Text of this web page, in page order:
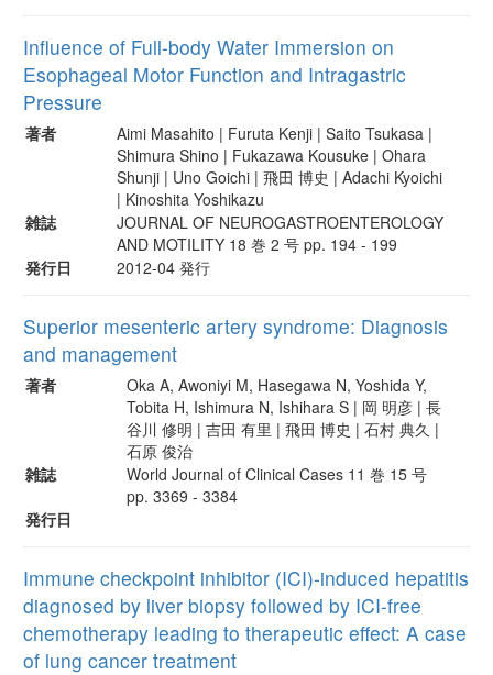
Influence of Full-body Water Immersion on
Esophageal Motor Function and Intragastric
Pressure
著者
Aimi Masahito | Furuta Kenji | Saito Tsukasa |
Shimura Shino | Fukazawa Kousuke | Ohara
Shunji | Uno Goichi | 飛田 博史 | Adachi Kyoichi
| Kinoshita Yoshikazu
雑誌
JOURNAL OF NEUROGASTROENTEROLOGY
AND MOTILITY 18 巻 2 号 pp. 194 - 199
発行日
2012-04 発行
Superior mesenteric artery syndrome: Diagnosis
and management
著者
Oka A, Awoniyi M, Hasegawa N, Yoshida Y,
Tobita H, Ishimura N, Ishihara S | 岡 明彦 | 長
谷川 修明 | 吉田 有里 | 飛田 博史 | 石村 典久 |
石原 俊治
雑誌
World Journal of Clinical Cases 11 巻 15 号
pp. 3369 - 3384
発行日
Immune checkpoint inhibitor (ICI)-induced hepatitis
diagnosed by liver biopsy followed by ICI-free
chemotherapy leading to therapeutic effect: A case
of lung cancer treatment